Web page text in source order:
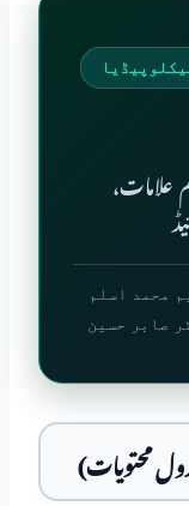
علامات،
محمد اسلم
صابر حسین
محتویات)